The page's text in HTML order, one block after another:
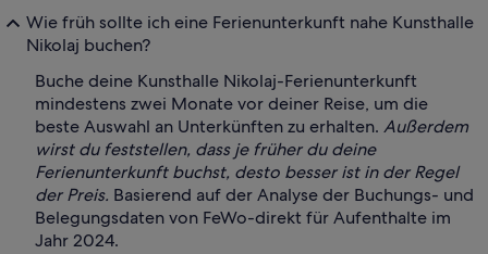
Wie früh sollte ich eine Ferienunterkunft nahe Kunsthalle
Nikolaj buchen?
Buche deine Kunsthalle Nikolaj-Ferienunterkunft
mindestens zwei Monate vor deiner Reise, um die
beste Auswahl an Unterkünften zu erhalten. Außerdem
wirst du feststellen, dass je früher du deine
Ferienunterkunft buchst, desto besser ist in der Regel
der Preis. Basierend auf der Analyse der Buchungs- und
Belegungsdaten von FeWo-direkt für Aufenthalte im
Jahr 2024.